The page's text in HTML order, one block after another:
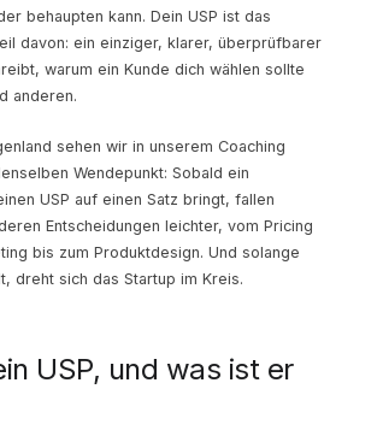
behaupten kann. Dein USP ist das
davon: ein einziger, klarer, überprüfbarer
warum ein Kunde dich wählen sollte
anderen.
sehen wir in unserem Coaching
Wendepunkt: Sobald ein
USP auf einen Satz bringt, fallen
Entscheidungen leichter, vom Pricing
bis zum Produktdesign. Und solange
dreht sich das Startup im Kreis.
USP, und was ist er